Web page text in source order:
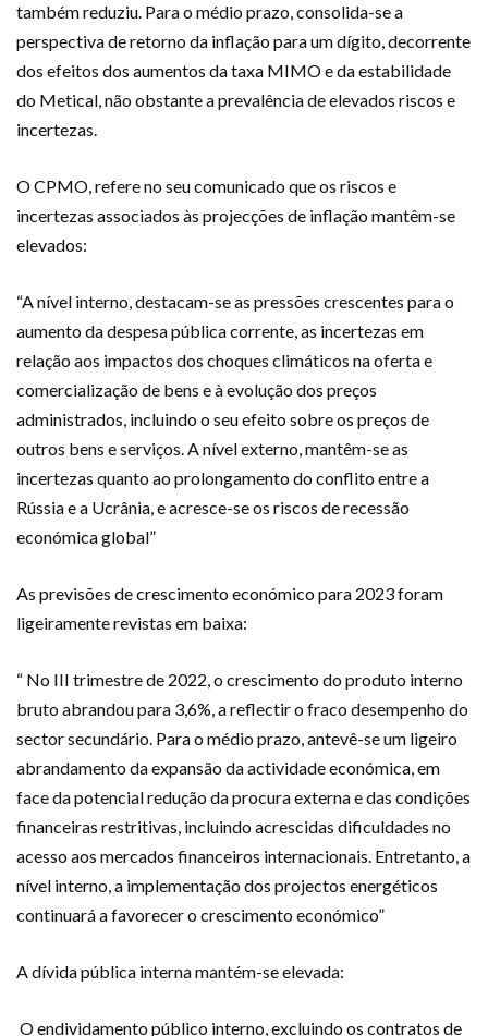
também reduziu. Para o médio prazo, consolida-se a
perspectiva de retorno da inflação para um dígito, decorrente
dos efeitos dos aumentos da taxa MIMO e da estabilidade
do Metical, não obstante a prevalência de elevados riscos e
incertezas.
O CPMO, refere no seu comunicado que os riscos e
incertezas associados às projecções de inflação mantêm-se
elevados:
“A nível interno, destacam-se as pressões crescentes para o
aumento da despesa pública corrente, as incertezas em
relação aos impactos dos choques climáticos na oferta e
comercialização de bens e à evolução dos preços
administrados, incluindo o seu efeito sobre os preços de
outros bens e serviços. A nível externo, mantêm-se as
incertezas quanto ao prolongamento do conflito entre a
Rússia e a Ucrânia, e acresce-se os riscos de recessão
económica global”
As previsões de crescimento económico para 2023 foram
ligeiramente revistas em baixa:
“ No III trimestre de 2022, o crescimento do produto interno
bruto abrandou para 3,6%, a reflectir o fraco desempenho do
sector secundário. Para o médio prazo, antevê-se um ligeiro
abrandamento da expansão da actividade económica, em
face da potencial redução da procura externa e das condições
financeiras restritivas, incluindo acrescidas dificuldades no
acesso aos mercados financeiros internacionais. Entretanto, a
nível interno, a implementação dos projectos energéticos
continuará a favorecer o crescimento económico”
A dívida pública interna mantém-se elevada:
O endividamento público interno, excluindo os contratos de